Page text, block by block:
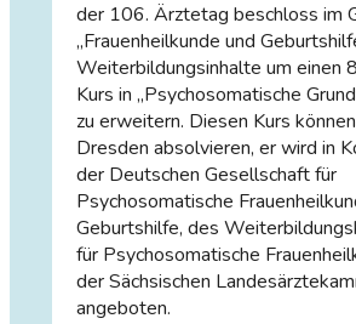
der 106. Ärztetag beschloss im
„Frauenheilkunde und
Weiterbildungsinhalte um einen
Kurs in „Psychosomatische
zu erweitern. Diesen Kurs
Dresden absolvieren, er wird in
der Deutschen Gesellschaft für
Psychosomatische
Geburtshilfe, des
für Psychosomatische
der Sächsischen
angeboten.